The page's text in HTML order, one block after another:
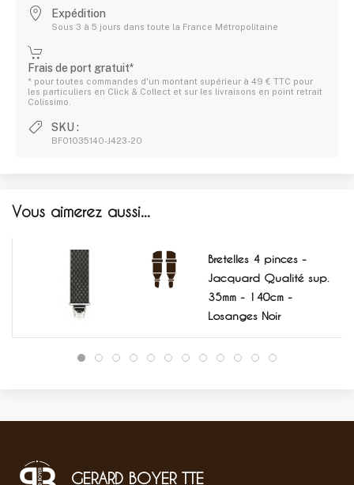
Expédition
Sous 3 à 5 jours dans toute la France Métropolitaine
Frais de port gratuit*
* pour toutes commandes d'un montant supérieur à 49 € TTC pour
les particuliers en Click & Collect et sur les livraisons en point retrait
Colissimo.
SKU :
BF01035140-J423-20
Vous aimerez aussi...
Bretelles 4 pinces -
Jacquard Qualité sup.
35mm - 140cm -
Losanges Noir
GERARD BOYER TTE